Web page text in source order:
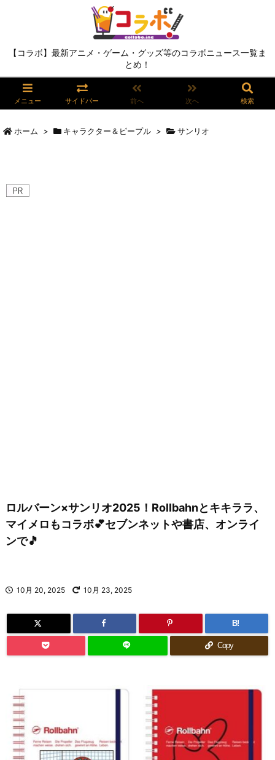
【コラボ】最新アニメ・ゲーム・グッズ等のコラボニュース一覧ま
とめ！
メニュー サイドバー 前へ 次へ 検索
ホーム > キャラクター＆ピープル > サンリオ
ロルバーン×サンリオ2025！Rollbahnとキキララ、
マイメロもコラボ💕セブンネットや書店、オンライ
ンで🎵
10月 20, 2025 10月 23, 2025
B!
Copy